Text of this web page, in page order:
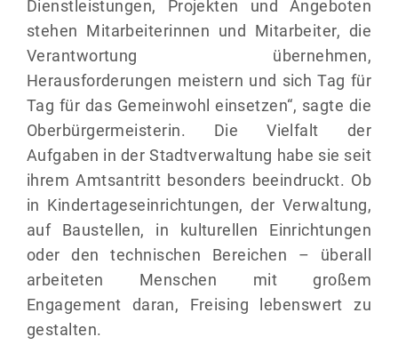
Dienstleistungen, Projekten und Angeboten
stehen Mitarbeiterinnen und Mitarbeiter, die
Verantwortung übernehmen,
Herausforderungen meistern und sich Tag für
Tag für das Gemeinwohl einsetzen“, sagte die
Oberbürgermeisterin. Die Vielfalt der
Aufgaben in der Stadtverwaltung habe sie seit
ihrem Amtsantritt besonders beeindruckt. Ob
in Kindertageseinrichtungen, der Verwaltung,
auf Baustellen, in kulturellen Einrichtungen
oder den technischen Bereichen – überall
arbeiteten Menschen mit großem
Engagement daran, Freising lebenswert zu
gestalten.